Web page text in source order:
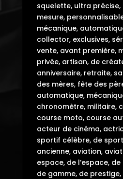
squelette, ultra précise,
mesure,
mécanique,
collector, exclusives,
vente, avant première,
privée, artisan, de
anniversaire, retraite,
des mères, fête des
automatique,
chronomètre, militaire,
course moto, course
acteur de cinéma,
sportif célèbre, de
ancienne, aviation,
espace, de l’espace,
de gamme, de prestige,